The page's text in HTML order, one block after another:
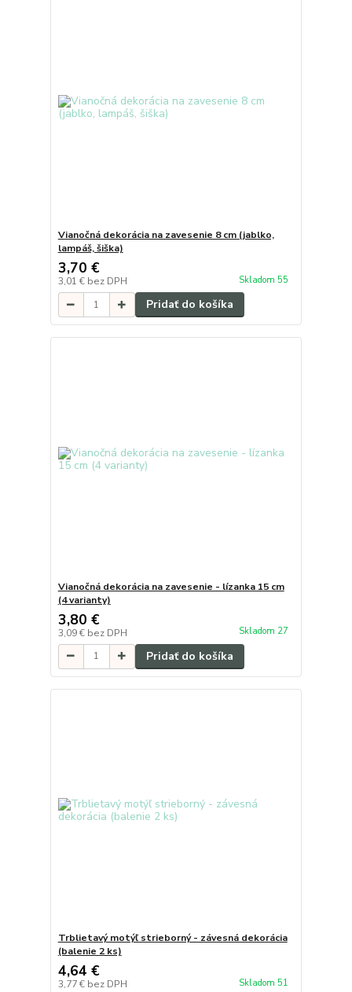
Vianočná dekorácia na zavesenie 8 cm (jablko,
lampáš, šiška)
3,70 €
3,01 € bez DPH Skladom 55
Pridať do košíka
Vianočná dekorácia na zavesenie - lízanka 15 cm
(4 varianty)
3,80 €
3,09 € bez DPH Skladom 27
Pridať do košíka
Trblietavý motýľ strieborný - závesná dekorácia
(balenie 2 ks)
4,64 €
3,77 € bez DPH Skladom 51